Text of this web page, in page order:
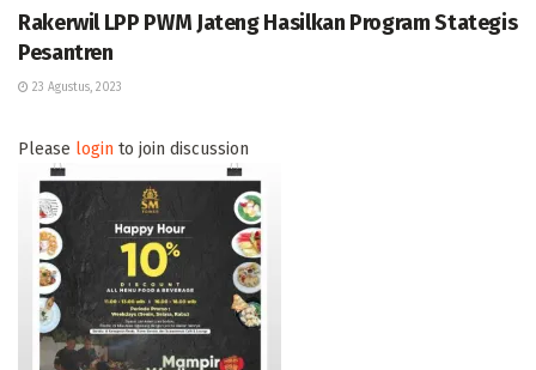
Rakerwil LPP PWM Jateng Hasilkan Program Stategis
Pesantren
23 Agustus, 2023
Please login to join discussion